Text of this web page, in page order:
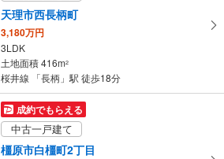
天理市西長柄町
3,180万円
3LDK
土地面積 416m2
桜井線 「長柄」駅 徒歩18分
成約でもらえる
中古一戸建て
橿原市白橿町2丁目